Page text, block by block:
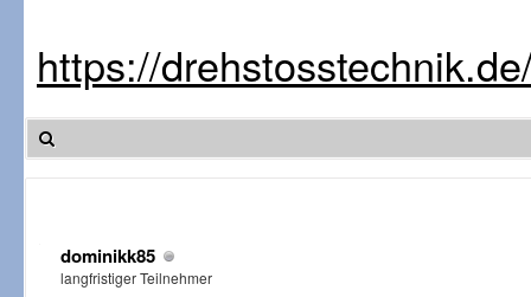
https://
dominikk85
langfristiger Teilnehmer